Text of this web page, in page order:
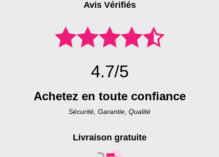
Avis Vérifiés
4.7/5
Achetez en toute confiance
Sécurité, Garantie, Qualité
Livraison gratuite